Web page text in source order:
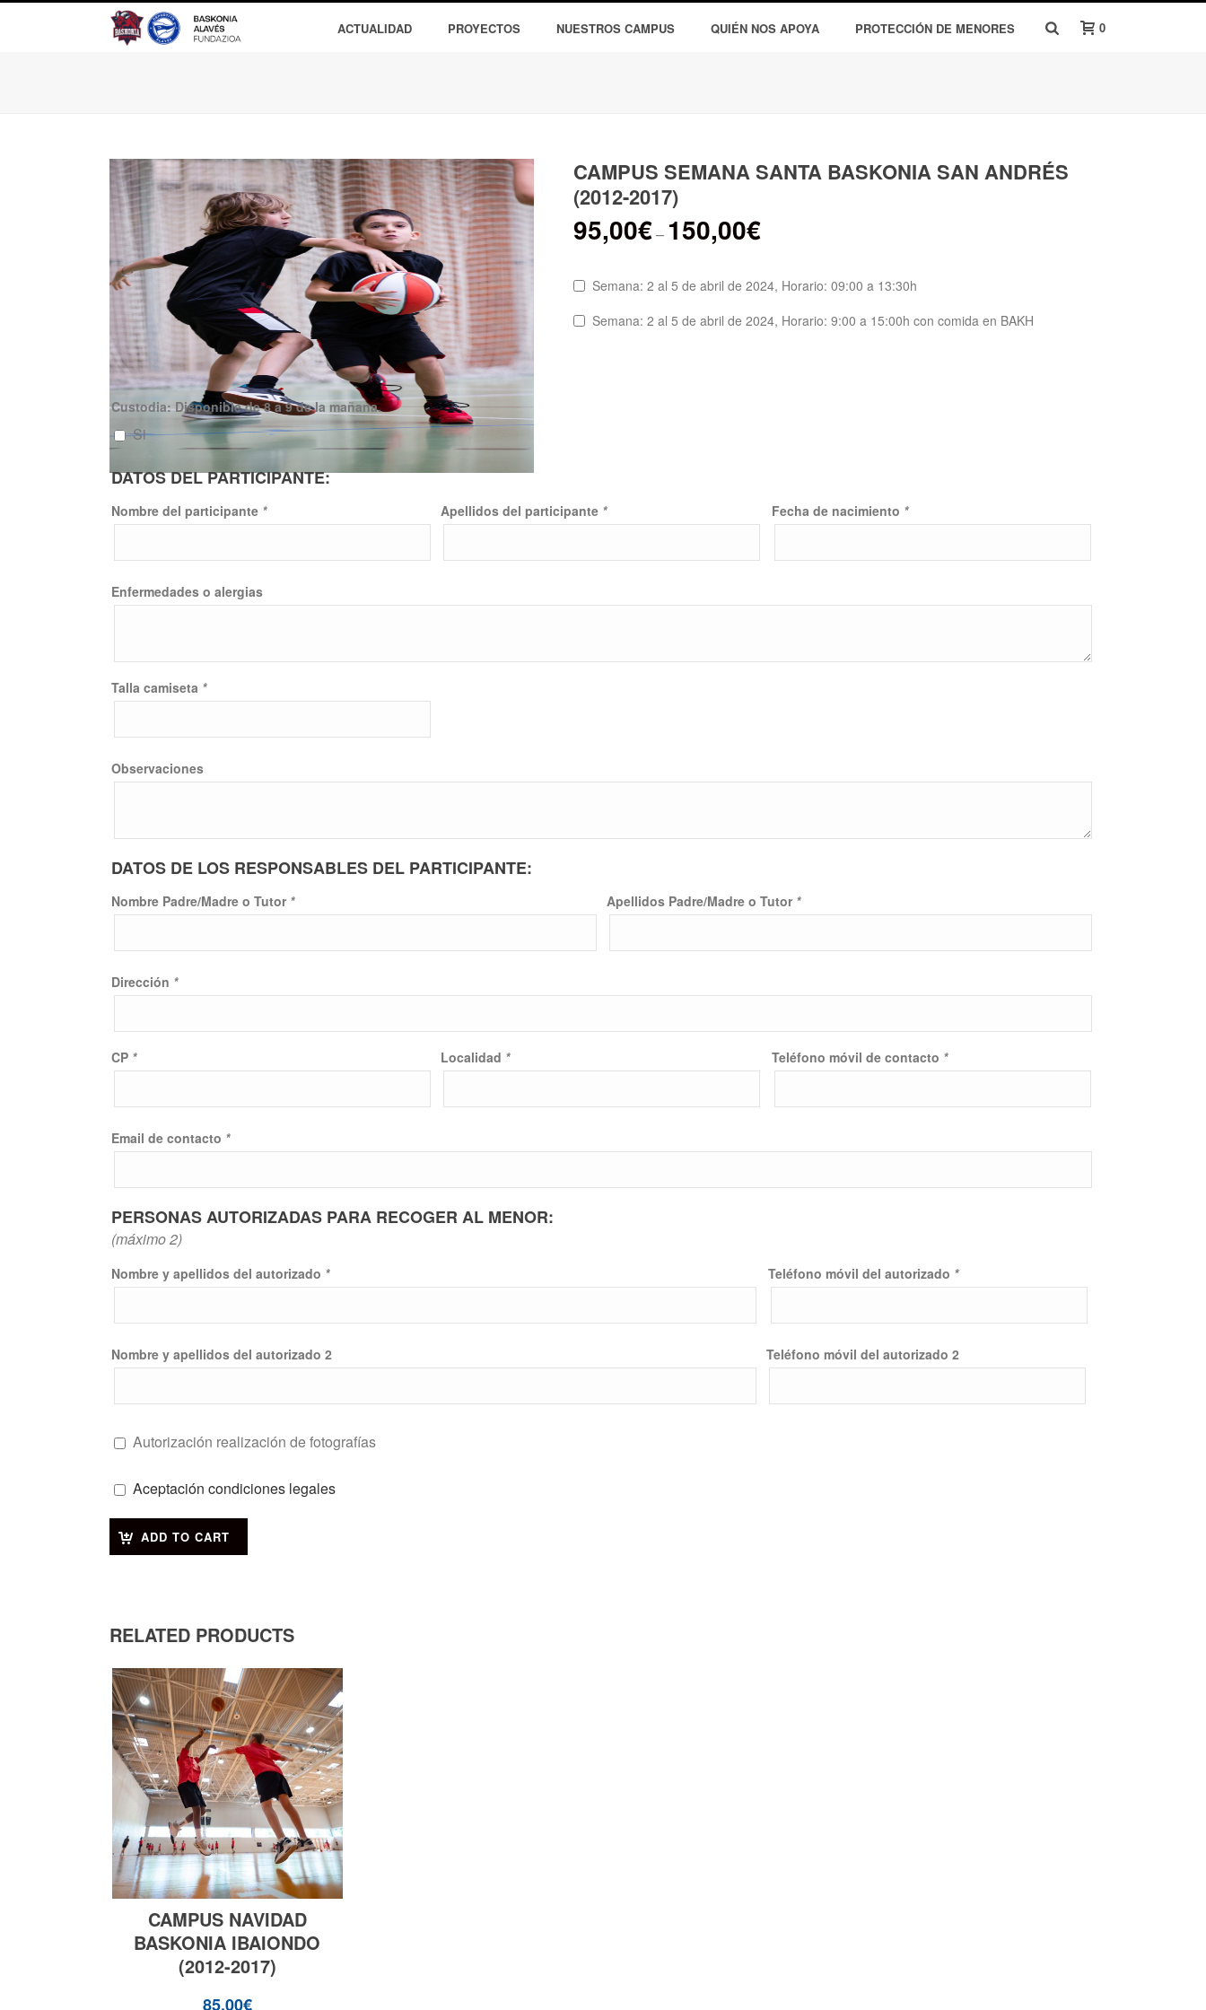
ACTUALIDAD PROYECTOS NUESTROS CAMPUS QUIÉN NOS APOYA PROTECCIÓN DE MENORES 0
CAMPUS SEMANA SANTA BASKONIA SAN ANDRÉS
(2012-2017)
95,00€– 150,00€
Semana: 2 al 5 de abril de 2024, Horario: 09:00 a 13:30h
Semana: 2 al 5 de abril de 2024, Horario: 9:00 a 15:00h con comida en BAKH
Custodia: Disponible de 8 a 9 de la mañana.
Si
DATOS DEL PARTICIPANTE:
Nombre del participante * Apellidos del participante * Fecha de nacimiento *
Enfermedades o alergias
Talla camiseta *
Observaciones
DATOS DE LOS RESPONSABLES DEL PARTICIPANTE:
Nombre Padre/Madre o Tutor * Apellidos Padre/Madre o Tutor *
Dirección *
CP * Localidad * Teléfono móvil de contacto *
Email de contacto *
PERSONAS AUTORIZADAS PARA RECOGER AL MENOR:
(máximo 2)
Nombre y apellidos del autorizado * Teléfono móvil del autorizado *
Nombre y apellidos del autorizado 2 Teléfono móvil del autorizado 2
Autorización realización de fotografías
Aceptación condiciones legales
ADD TO CART
RELATED PRODUCTS
CAMPUS NAVIDAD
BASKONIA IBAIONDO
(2012-2017)
85,00€